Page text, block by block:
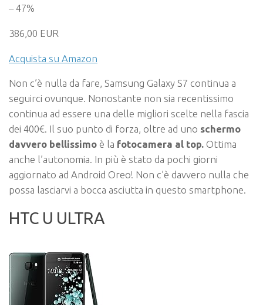
– 47%
386,00 EUR
Acquista su Amazon
Non c’è nulla da fare, Samsung Galaxy S7 continua a
seguirci ovunque. Nonostante non sia recentissimo
continua ad essere una delle migliori scelte nella fascia
dei 400€. Il suo punto di forza, oltre ad uno schermo
davvero bellissimo è la fotocamera al top. Ottima
anche l’autonomia. In più è stato da pochi giorni
aggiornato ad Android Oreo! Non c’è davvero nulla che
possa lasciarvi a bocca asciutta in questo smartphone.
HTC U ULTRA